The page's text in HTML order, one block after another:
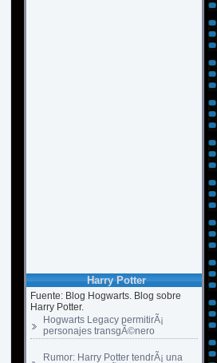
Harry Potter
Fuente: Blog Hogwarts. Blog sobre
Harry Potter.
Hogwarts Legacy permitirÃ¡
personajes transgÃ©nero
Rumor: Harry Potter tendrÃ¡ una